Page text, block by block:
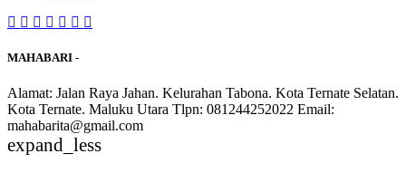
MAHABARI -
Alamat: Jalan Raya Jahan. Kelurahan Tabona. Kota Ternate Selatan.
Kota Ternate. Maluku Utara Tlpn: 081244252022 Email:
mahabarita@gmail.com
expand_less